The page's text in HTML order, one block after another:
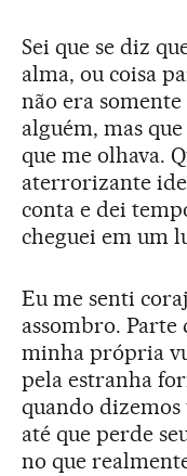
Sei que se diz
alma, ou coisa
não era
alguém, mas
que me olhava.
aterrorizante
conta e dei
cheguei em um
Eu me senti
assombro. Parte
minha própria
pela estranha
quando
até que perde
no que